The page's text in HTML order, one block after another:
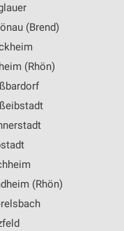
(Brend)
(Rhön)
(Rhön)